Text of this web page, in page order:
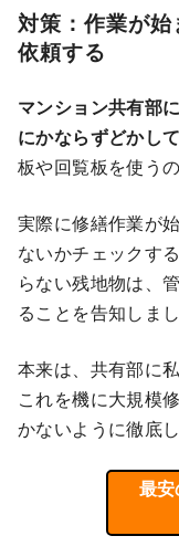
対策：作業が
依頼する
マンション共有部
にかならずどかし
板や回覧板を使う
実際に修繕作業が
ないかチェックす
らない残地物は、
ることを告知しまし
本来は、共有部に
これを機に大規模
かないように徹底
最